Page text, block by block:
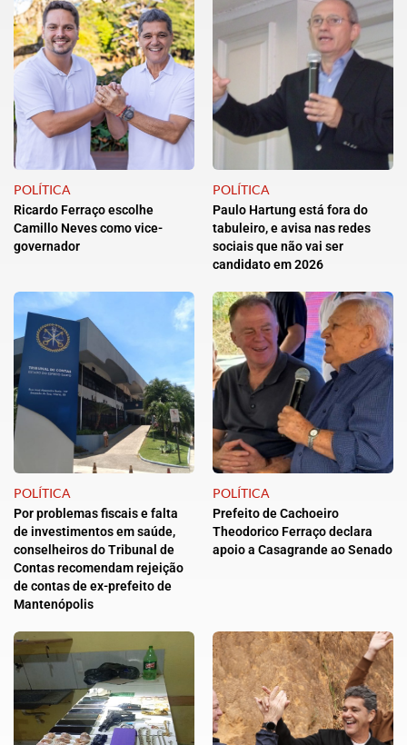
POLÍTICA
Ricardo Ferraço escolhe
Camillo Neves como vice-
governador
POLÍTICA
Paulo Hartung está fora do
tabuleiro, e avisa nas redes
sociais que não vai ser
candidato em 2026
POLÍTICA
Por problemas fiscais e falta
de investimentos em saúde,
conselheiros do Tribunal de
Contas recomendam rejeição
de contas de ex-prefeito de
Mantenópolis
POLÍTICA
Prefeito de Cachoeiro
Theodorico Ferraço declara
apoio a Casagrande ao Senado